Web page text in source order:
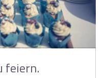
feiern.